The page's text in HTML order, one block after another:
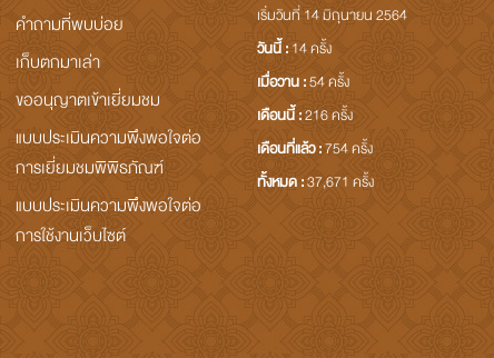
คำถามที่พบบ่อย
เก็บตกมาเล่า
ขออนุญาตเข้าเยี่ยมชม
แบบประเมินความพึงพอใจต่อ
การเยี่ยมชมพิพิธภัณฑ์
แบบประเมินความพึงพอใจต่อ
การใช้งานเว็บไซต์
เริ่มวันที่ 14 มิถุนายน 2564
วันนี้ :14 ครั้ง
เมื่อวาน :54 ครั้ง
เดือนนี้ :216 ครั้ง
เดือนที่แล้ว :754 ครั้ง
ทั้งหมด :37,671 ครั้ง